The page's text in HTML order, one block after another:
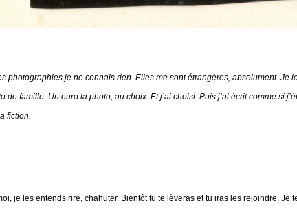
photographies je ne connais rien. Elles me sont étrangères, absolument. Je
de famille. Un euro la photo, au choix. Et j’ai choisi. Puis j’ai écrit comme si
fiction.
je les entends rire, chahuter. Bientôt tu te lèveras et tu iras les rejoindre.